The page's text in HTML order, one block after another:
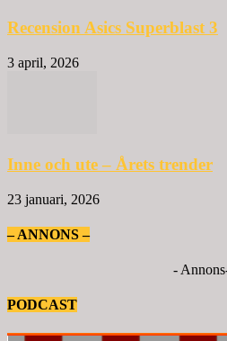
Recension Asics Superblast 3
3 april, 2026
Inne och ute – Årets trender
23 januari, 2026
– ANNONS –
-
PODCAST